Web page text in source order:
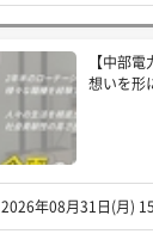
【中部電
想いを形
2026年08月31日(月)